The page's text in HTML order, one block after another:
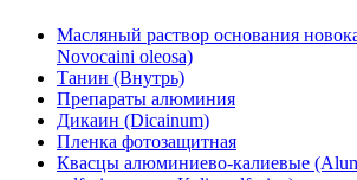
Масляный раствор основания
Novocaini oleosa)
Танин (Внутрь)
Препараты алюминия
Дикаин (Dicainum)
Пленка фотозащитная
Квасцы алюминиево-калиевые